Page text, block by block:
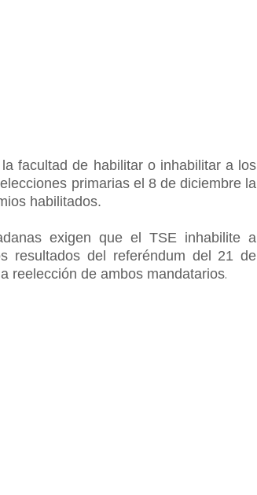
facultad de habilitar o inhabilitar a los
primarias el 8 de diciembre la
habilitados.
exigen que el TSE inhabilite a
resultados del referéndum del 21 de
reelección de ambos mandatarios.